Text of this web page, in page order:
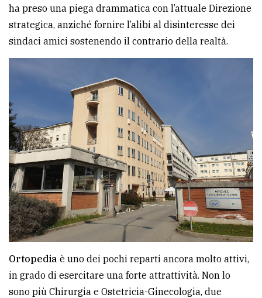
Privacy
policy
Cookie
policy
ha preso una piega drammatica con l’attuale Direzione
strategica, anziché fornire l’alibi al disinteresse dei
sindaci amici sostenendo il contrario della realtà.
Ortopedia è uno dei pochi reparti ancora molto attivi,
in grado di esercitare una forte attrattività. Non lo
sono più Chirurgia e Ostetricia-Ginecologia, due